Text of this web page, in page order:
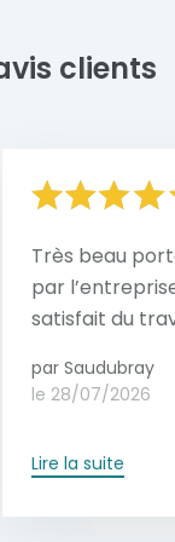
clients
Très beau
par
satisfait du
par Saudubray
le 28/07/2026
Lire la suite